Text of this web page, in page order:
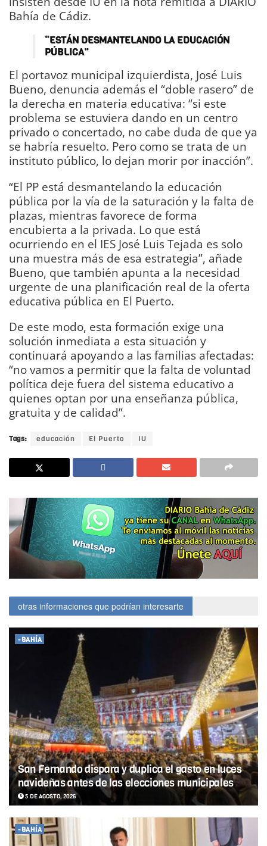
Bahía de Cádiz.
“ESTÁN DESMANTELANDO LA EDUCACIÓN
PÚBLICA”
El portavoz municipal izquierdista, José Luis
Bueno, denuncia además el “doble rasero” de
la derecha en materia educativa: “si este
problema se estuviera dando en un centro
privado o concertado, no cabe duda de que ya
se habría resuelto. Pero como se trata de un
instituto público, lo dejan morir por inacción”.
“El PP está desmantelando la educación
pública por la vía de la saturación y la falta de
plazas, mientras favorece de forma
encubierta a la privada. Lo que está
ocurriendo en el IES José Luis Tejada es solo
una muestra más de esa estrategia”, añade
Bueno, que también apunta a la necesidad
urgente de una planificación real de la oferta
educativa pública en El Puerto.
De este modo, esta formación exige una
solución inmediata a esta situación y
continuará apoyando a las familias afectadas:
“no vamos a permitir que la falta de voluntad
política deje fuera del sistema educativo a
quienes optan por una enseñanza pública,
gratuita y de calidad”.
Tags: educación El Puerto IU
otras informaciones que podrían interesarte
-BAHÍA
San Fernando dispara y duplica el gasto en luces
navideñas antes de las elecciones municipales
5 DE AGOSTO, 2026
-BAHÍA